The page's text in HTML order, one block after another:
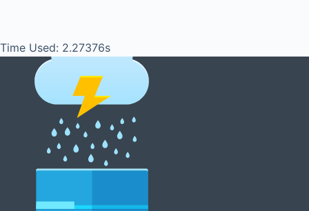
Time Used: 2.27376s